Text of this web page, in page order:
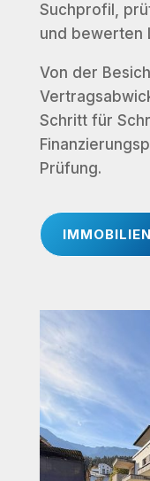
Suchprofil,
und bewerten
Von der
Schritt für
Prüfung.
IMMOBILIEN